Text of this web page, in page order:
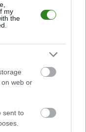
my
the
web or
sent to
w roli gospodarza. Jak
Jarosław > Klasa A
stronie możecie zobaczyć
tabeli biorącej pod uwagę
jak spisuje się klub
tabeli
A Przemyśl gospodarze
drużyn oraz statystyki